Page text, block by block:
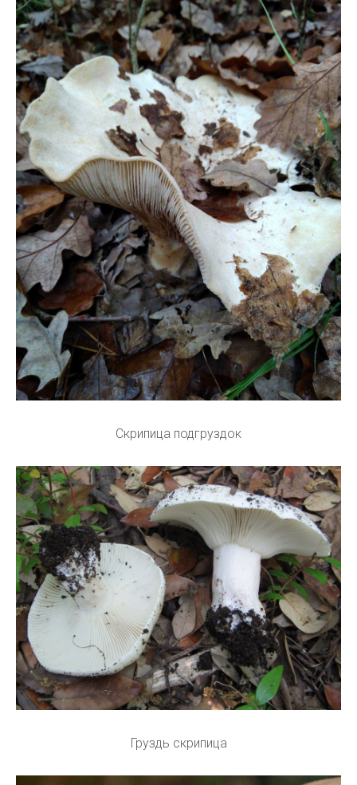
Скрипица подгруздок
Груздь скрипица